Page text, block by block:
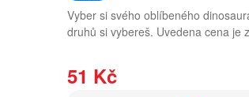
Vyber si svého oblíbeného
druhů si vybereš. Uvedena cena je
51 Kč